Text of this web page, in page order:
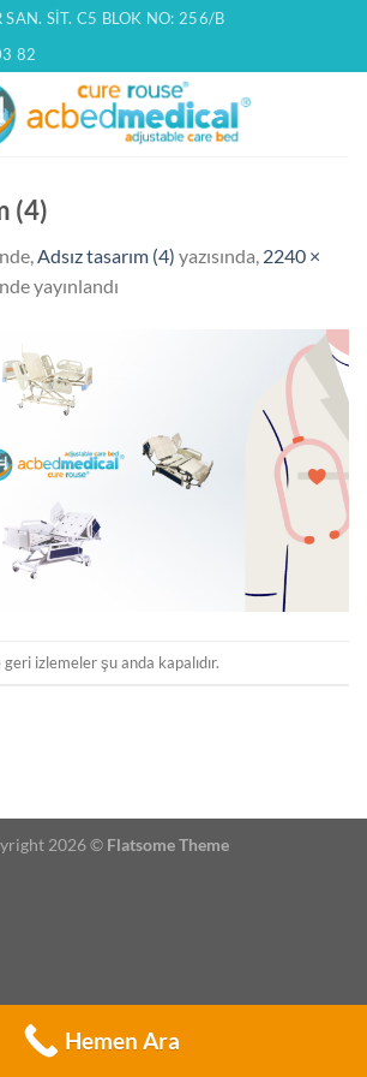
SAN. SIT. C5 BLOK NO: 256/B
82
(4)
Adsız tasarım (4) yazısında, 2240 ×
yayınlandı
izlemeler şu anda kapalıdır.
2026 © Flatsome Theme
Hemen Ara